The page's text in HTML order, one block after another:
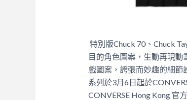
特別版Chuck 70、Chuck
目的角色圖案，生動再現動
戲圖案，誇張而妙趣的細節
系列於3月6日起於
CONVERSE Hong Kong 官